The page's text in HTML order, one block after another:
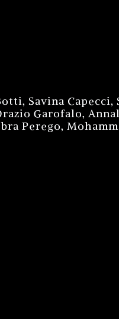
Savina Capecci,
Garofalo,
Perego,